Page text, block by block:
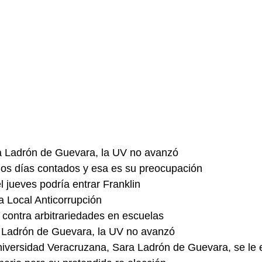
Ladrón de Guevara, la UV no avanzó
días contados y esa es su preocupación
jueves podría entrar Franklin
Local Anticorrupción
arbitrariedades en escuelas
de Guevara, la UV no avanzó
Veracruzana, Sara Ladrón de Guevara, se le